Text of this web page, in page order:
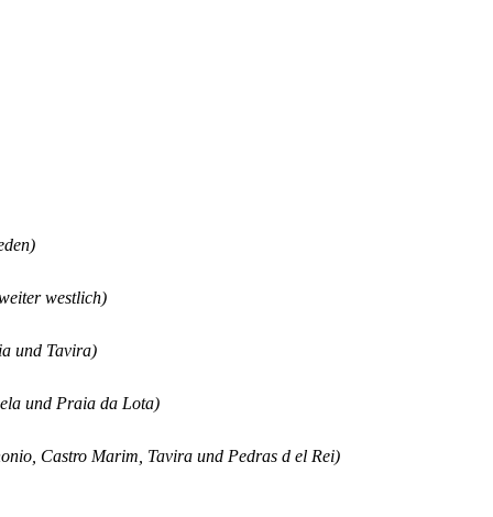
westlich)
und Tavira)
und Praia da Lota)
Castro Marim, Tavira und Pedras d el Rei)